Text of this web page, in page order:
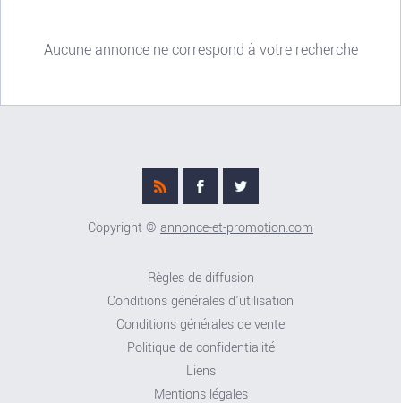
Aucune annonce ne correspond à votre recherche
Copyright © annonce-et-promotion.com
Règles de diffusion
Conditions générales d'utilisation
Conditions générales de vente
Politique de confidentialité
Liens
Mentions légales